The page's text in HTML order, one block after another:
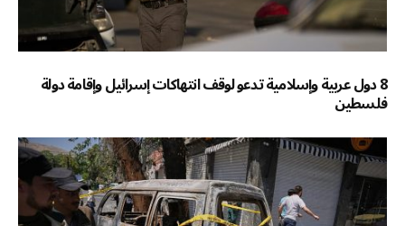
8 دول عربية وإسلامية تدعو لوقف انتهاكات إسرائيل وإقامة دولة
فلسطين